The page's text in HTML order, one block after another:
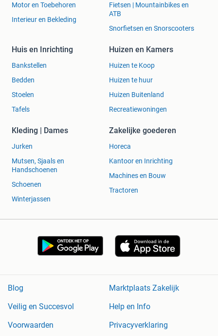
Motor en Toebehoren
Interieur en Bekleding
Fietsen | Mountainbikes en
ATB
Snorfietsen en Snorscooters
Huis en Inrichting
Bankstellen
Bedden
Stoelen
Tafels
Huizen en Kamers
Huizen te Koop
Huizen te huur
Huizen Buitenland
Recreatiewoningen
Kleding | Dames
Jurken
Mutsen, Sjaals en
Handschoenen
Schoenen
Winterjassen
Zakelijke goederen
Horeca
Kantoor en Inrichting
Machines en Bouw
Tractoren
Blog
Marktplaats Zakelijk
Veilig en Succesvol
Help en Info
Voorwaarden
Privacyverklaring